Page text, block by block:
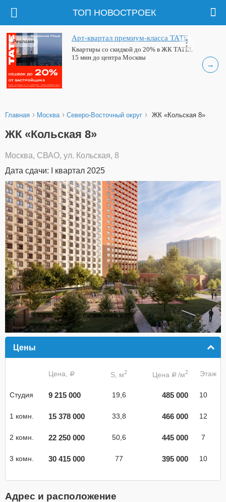
ТОП НОВОСТРОЕК
→
Арт-квартал премиум-класса ТАТЕ
Квартиры со скидкой до 20% в ЖК ТАТЕ!.
15 мин до центра Москвы
Реклама
Главная › Москва › Северо-Восточный округ › ЖК «Кольская 8»
ЖК «Кольская 8»
Москва, СВАО, ул. Кольская, 8
Дата сдачи: I квартал 2025
Цены
Цена, a S, м2 Цена a /м2 Этаж
Студия 9 215 000 19,6 485 000 10
1 комн. 15 378 000 33,8 466 000 12
2 комн. 22 250 000 50,6 445 000 7
3 комн. 30 415 000 77 395 000 10
Адрес и расположение